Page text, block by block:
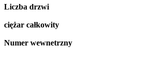
Liczba drzwi
ciężar całkowity
Numer wewnetrzny